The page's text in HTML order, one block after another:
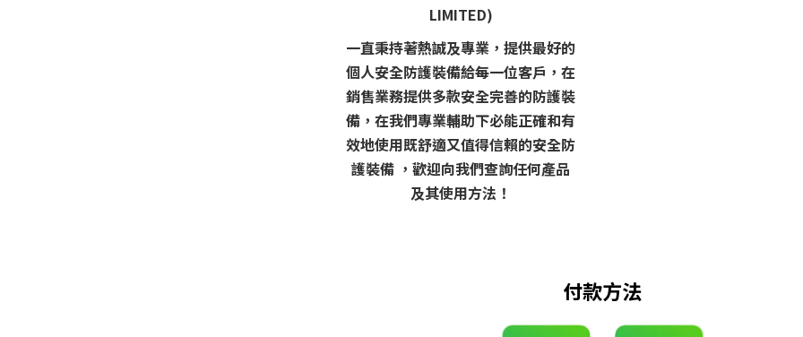
LIMITED)
一直秉持著熱誠及專業，提供最好的
個人安全防護裝備給每一位客戶，在
銷售業務提供多款安全完善的防護裝
備，在我們專業輔助下必能正確和有
效地使用既舒適又值得信賴的安全防
護裝備 ，歡迎向我們查詢任何產品
及其使用方法！
付款方法